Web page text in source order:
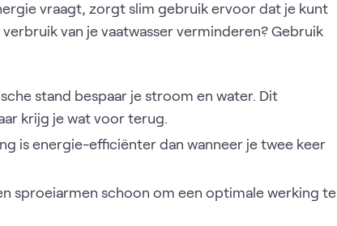
vraagt, zorgt slim gebruik ervoor dat je kunt
van je vaatwasser verminderen? Gebruik
stand bespaar je stroom en water. Dit
krijg je wat voor terug.
is energie-efficiënter dan wanneer je twee keer
sproeiarmen schoon om een optimale werking te